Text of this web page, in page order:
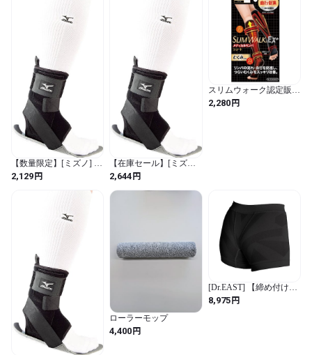
【数量限定】[ミズノ] バ
イオギアサポーター足首
用(1枚入り) リアオープ
ン ハードパッド 高強度
ラック R-M (ブラック /
日本 R-M (日本サイズM
2,129円
【在庫セール】[ミズノ]
バイオギアサポーター足
首用(1枚入り) リアオー
プン ハードパッド 高強
ソックス)
2,644円
スリムウォーク認定販売
店【メディカルリンパ
（ショート）】おうち用
2,280円
ローラーモップ
4,400円
[Dr.EAST] 【締め付けな
い骨盤ケア】デリットテ
ック 女性用 機能性ショ
8,975円